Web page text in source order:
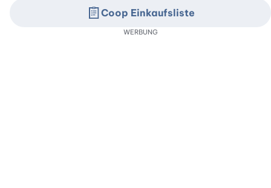
Coop Einkaufsliste
WERBUNG